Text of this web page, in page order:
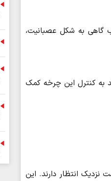
گاهی به شکل عصبانیت،
به کنترل این چرخه کمک
انتظار دارند. این